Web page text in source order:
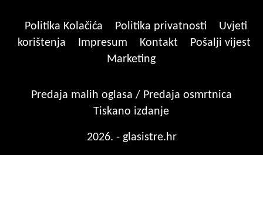
Politika Kolačića Politika privatnosti
Uvjeti
korištenja
Impresum Kontakt
Pošalji vijest
Marketing
Predaja malih oglasa / Predaja osmrtnica
Tiskano izdanje
2026. - glasistre.hr